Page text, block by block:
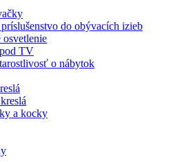
do obývacích izieb
TV
o nábytok
a kocky